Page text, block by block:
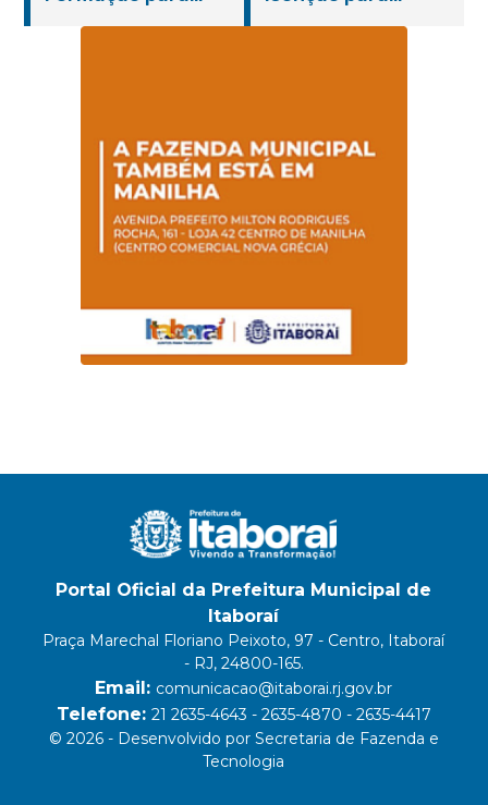
Portal Oficial da Prefeitura Municipal de
Itaboraí
Praça Marechal Floriano Peixoto, 97 - Centro, Itaboraí
- RJ, 24800-165.
Email: comunicacao@itaborai.rj.gov.br
Telefone: 21 2635-4643 - 2635-4870 - 2635-4417
© 2026 - Desenvolvido por Secretaria de Fazenda e
Tecnologia